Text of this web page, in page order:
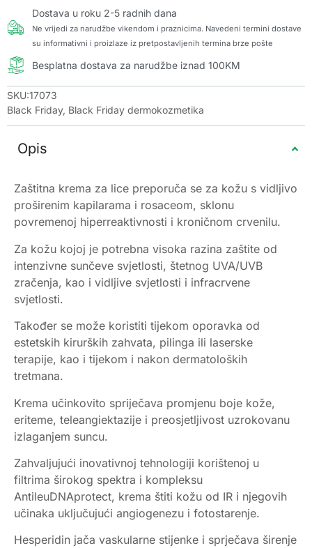
Dostava u roku 2-5 radnih dana
Ne vrijedi za narudžbe vikendom i praznicima. Navedeni termini dostave
su informativni i proizlaze iz pretpostavljenih termina brze pošte
Besplatna dostava za narudžbe iznad 100KM
SKU:17073
Black Friday, Black Friday dermokozmetika
Opis
Zaštitna krema za lice preporuča se za kožu s vidljivo
proširenim kapilarama i rosaceom, sklonu
povremenoj hiperreaktivnosti i kroničnom crvenilu.
Za kožu kojoj je potrebna visoka razina zaštite od
intenzivne sunčeve svjetlosti, štetnog UVA/UVB
zračenja, kao i vidljive svjetlosti i infracrvene
svjetlosti.
Također se može koristiti tijekom oporavka od
estetskih kirurških zahvata, pilinga ili laserske
terapije, kao i tijekom i nakon dermatoloških
tretmana.
Krema učinkovito spriječava promjenu boje kože,
eriteme, teleangiektazije i preosjetljivost uzrokovanu
izlaganjem suncu.
Zahvaljujući inovativnoj tehnologiji korištenoj u
filtrima širokog spektra i kompleksu
AntileuDNAprotect, krema štiti kožu od IR i njegovih
učinaka uključujući angiogenezu i fotostarenje.
Hesperidin jača vaskularne stijenke i sprječava širenje